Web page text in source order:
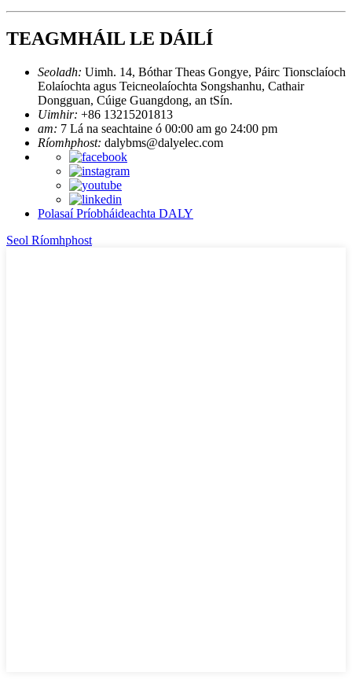
TEAGMHÁIL LE DÁILÍ
Seoladh: Uimh. 14, Bóthar Theas Gongye, Páirc Tionsclaíoch
Eolaíochta agus Teicneolaíochta Songshanhu, Cathair
Dongguan, Cúige Guangdong, an tSín.
Uimhir: +86 13215201813
am: 7 Lá na seachtaine ó 00:00 am go 24:00 pm
Ríomhphost: dalybms@dalyelec.com
Polasaí Príobháideachta DALY
Seol Ríomhphost